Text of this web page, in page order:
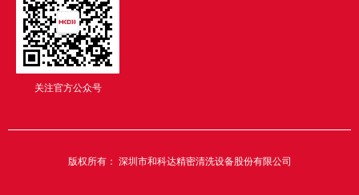
版权所有： 深圳市和科达精密清洗设备股份有限公司
关注官方公众号